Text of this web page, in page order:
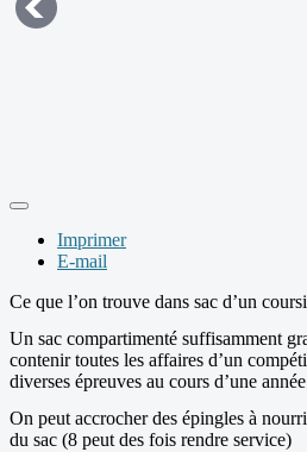
Imprimer
E-mail
Ce que l’on trouve dans sac d’un
Un sac compartimenté suffisamment
contenir toutes les affaires d’un
diverses épreuves au cours d’une
On peut accrocher des épingles à
du sac (8 peut des fois rendre service)